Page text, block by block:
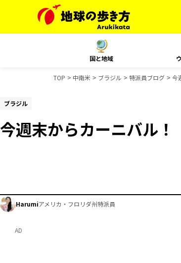
国と地域
TOP 中南米 ブラジル 特派員ブログ 今
ブラジル
今週末からカーニバル！
Harumiアメリカ・フロリダ州特派員
AD